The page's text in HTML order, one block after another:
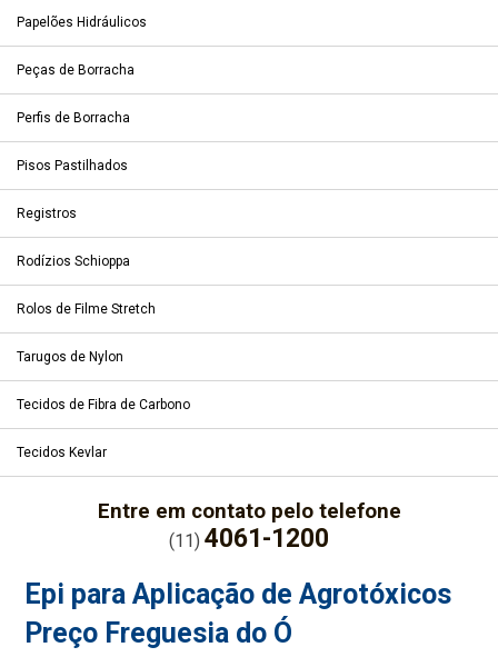
Papelões Hidráulicos
Peças de Borracha
Perfis de Borracha
Pisos Pastilhados
Registros
Rodízios Schioppa
Rolos de Filme Stretch
Tarugos de Nylon
Tecidos de Fibra de Carbono
Tecidos Kevlar
Entre em contato pelo telefone
(11) 4061-1200
Epi para Aplicação de Agrotóxicos
Preço Freguesia do Ó